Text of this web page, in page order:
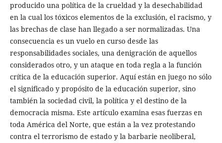
producido una política de la crueldad y la desechabilidad
en la cual los tóxicos elementos de la exclusión, el racismo, y
las brechas de clase han llegado a ser normalizadas. Una
consecuencia es un vuelo en curso desde las
responsabilidades sociales, una denigración de aquellos
considerados otro, y un ataque en toda regla a la función
crítica de la educación superior. Aquí están en juego no sólo
el significado y propósito de la educación superior, sino
también la sociedad civil, la política y el destino de la
democracia misma. Este artículo examina esas fuerzas en
toda América del Norte, que están a la vez protestando
contra el terrorismo de estado y la barbarie neoliberal,